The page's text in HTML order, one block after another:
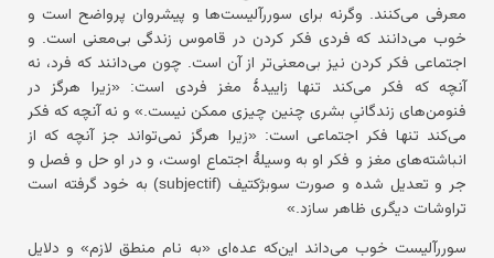
معرفی می‌کنند. وگرنه برای سوررآلیست‌ها و پیشروان پرواضح است و
خوب می‌دانند که فردی فکر کردن در قاموس زندگی بی‌معنی است. و
اجتماعی فکر کردن نیز بی‌معنی‌تر از آن است. چون می‌دانند که فرد، نه
آنچه که فکر می‌کند تنها زاییدهٔ مغز فردی است: «زیرا هرگز در
فنومن‌های زندگانیِ بشری چنین چیزی ممکن نیست.» و نه آنچه که فکر
می‌کند تنها فکر اجتماعی است: «زیرا هرگز نمی‌تواند جز آنچه که از
انباشته‌های مغز و فکر او به وسیلهٔ اجتماع اوست، و در او حل و فصل و
جر و تعدیل شده و صورت سوبژکتیف (subjectif) به خود گرفته است
تراوشات دیگری ظاهر سازد.»
سوررآلیست خوب می‌داند این‌که عده‌ای «به نام منطق لازم» و دلایل